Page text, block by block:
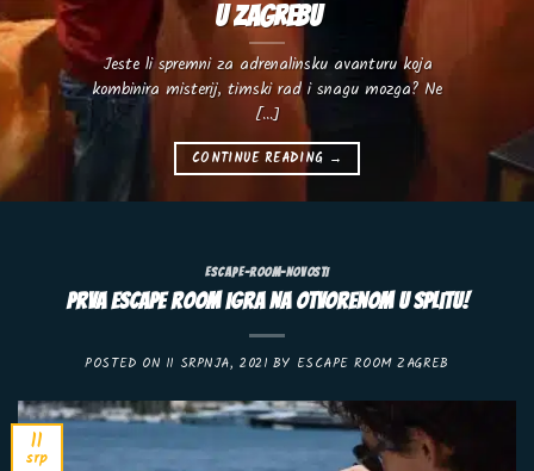
u Zagrebu
Jeste li spremni za adrenalinsku avanturu koja
kombinira misterij, timski rad i snagu mozga? Ne
[...]
CONTINUE READING →
ESCAPE-ROOM-NOVOSTI
Prva escape room igra na otvorenom u Splitu!
POSTED ON 11 SRPNJA, 2021 BY ESCAPE ROOM ZAGREB
11
srp